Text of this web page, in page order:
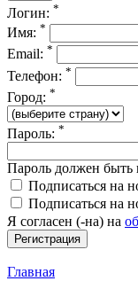
Логин: *
Имя: *
Email: *
Телефон: *
Город: *
Пароль: *
Пароль должен быть
Подписаться на
Подписаться на
Я согласен (-на) на
Главная